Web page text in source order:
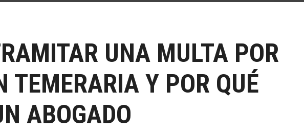
UNA MULTA POR
TEMERARIA Y POR QUÉ
ABOGADO